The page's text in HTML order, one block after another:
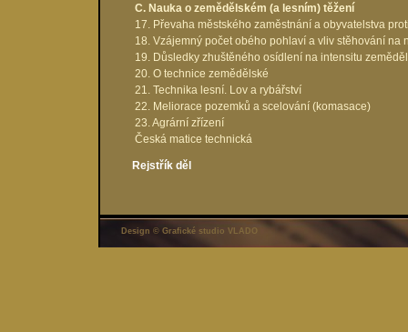
C. Nauka o zemědělském (a lesním) těžení
17. Převaha městského zaměstnání a obyvatelstva
18. Vzájemný počet obého pohlaví a vliv stěhování na
19. Důsledky zhuštěného osídlení na intensitu
20. O technice zemědělské
21. Technika lesní. Lov a rybářství
22. Meliorace pozemků a scelování (komasace)
23. Agrární zřízení
Česká matice technická
Rejstřík děl
Design © Grafické studio VLADO